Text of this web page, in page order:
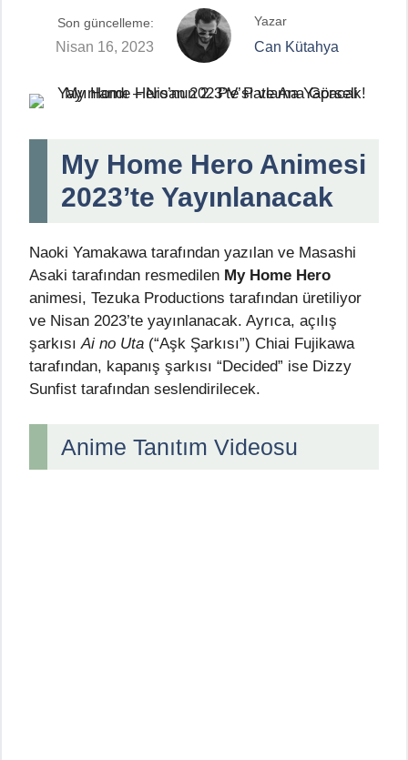
Son güncelleme:
Nisan 16, 2023
Yazar
Can Kütahya
My Home Hero Animesi
2023’te Yayınlanacak
Naoki Yamakawa tarafından yazılan ve Masashi
Asaki tarafından resmedilen My Home Hero
animesi, Tezuka Productions tarafından üretiliyor
ve Nisan 2023’te yayınlanacak. Ayrıca, açılış
şarkısıAi no Uta (“Aşk Şarkısı”) Chiai Fujikawa
tarafından, kapanış şarkısı “Decided” ise Dizzy
Sunfist tarafından seslendirilecek.
Anime Tanıtım Videosu